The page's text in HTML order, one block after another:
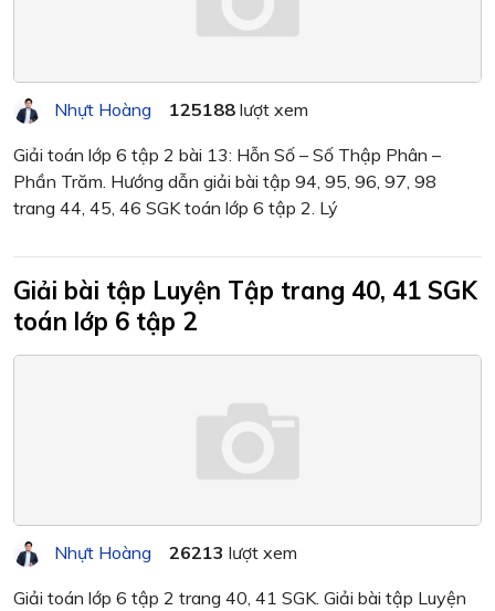
Nhựt Hoàng 125188 lượt xem
Giải toán lớp 6 tập 2 bài 13: Hỗn Số – Số Thập Phân –
Phần Trăm. Hướng dẫn giải bài tập 94, 95, 96, 97, 98
trang 44, 45, 46 SGK toán lớp 6 tập 2. Lý
Giải bài tập Luyện Tập trang 40, 41 SGK
toán lớp 6 tập 2
Nhựt Hoàng 26213 lượt xem
Giải toán lớp 6 tập 2 trang 40, 41 SGK. Giải bài tập Luyện